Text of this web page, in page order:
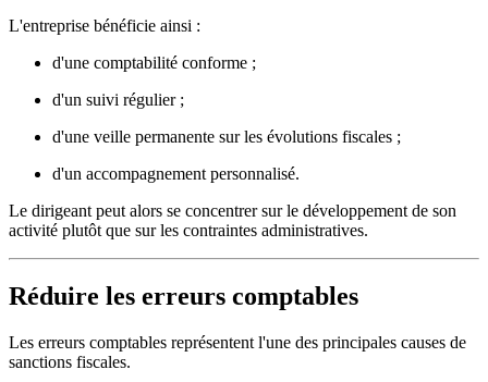
L'entreprise bénéficie ainsi :
d'une comptabilité conforme ;
d'un suivi régulier ;
d'une veille permanente sur les évolutions fiscales ;
d'un accompagnement personnalisé.
Le dirigeant peut alors se concentrer sur le développement de son
activité plutôt que sur les contraintes administratives.
Réduire les erreurs comptables
Les erreurs comptables représentent l'une des principales causes de
sanctions fiscales.